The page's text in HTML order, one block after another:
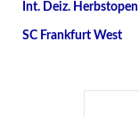
Int. Deiz. Herbstopen
SC Frankfurt West